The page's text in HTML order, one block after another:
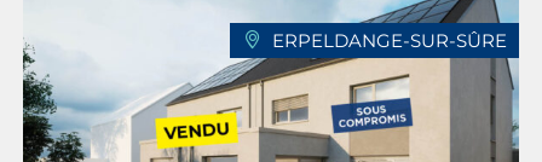
ERPELDANGE-SUR-SÛRE